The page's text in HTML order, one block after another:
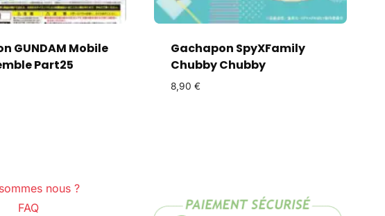
GUNDAM Mobile
Part25
Gachapon SpyXFamily
Chubby Chubby
8,90 €
nous ?
FAQ